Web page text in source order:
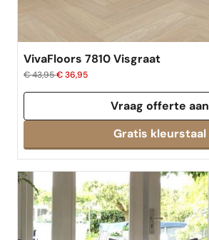
VivaFloors 7810 Visgraat
€ 43,95€ 36,95
Vraag offerte aan
Gratis kleurstaal